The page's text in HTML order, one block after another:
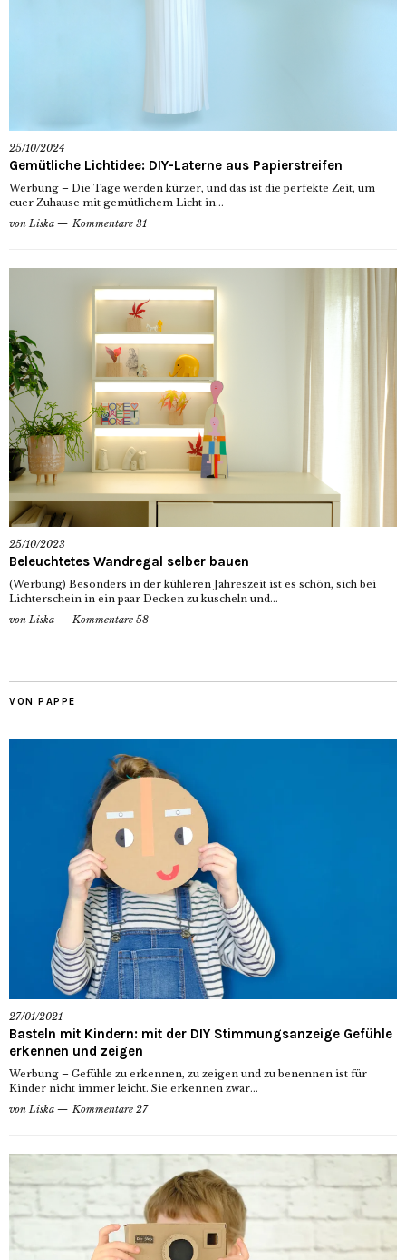
25/10/2024
Gemütliche Lichtidee: DIY-Laterne aus Papierstreifen
Werbung – Die Tage werden kürzer, und das ist die perfekte Zeit, um
euer Zuhause mit gemütlichem Licht in...
von Liska Kommentare 31
25/10/2023
Beleuchtetes Wandregal selber bauen
(Werbung) Besonders in der kühleren Jahreszeit ist es schön, sich bei
Lichterschein in ein paar Decken zu kuscheln und...
von Liska Kommentare 58
VON PAPPE
27/01/2021
Basteln mit Kindern: mit der DIY Stimmungsanzeige Gefühle
erkennen und zeigen
Werbung – Gefühle zu erkennen, zu zeigen und zu benennen ist für
Kinder nicht immer leicht. Sie erkennen zwar...
von Liska Kommentare 27